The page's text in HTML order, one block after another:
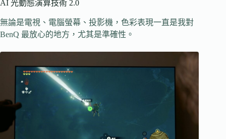
AI 光動態演算技術 2.0
無論是電視、電腦螢幕、投影機，色彩表現一直是我對
BenQ 最放心的地方，尤其是準確性。